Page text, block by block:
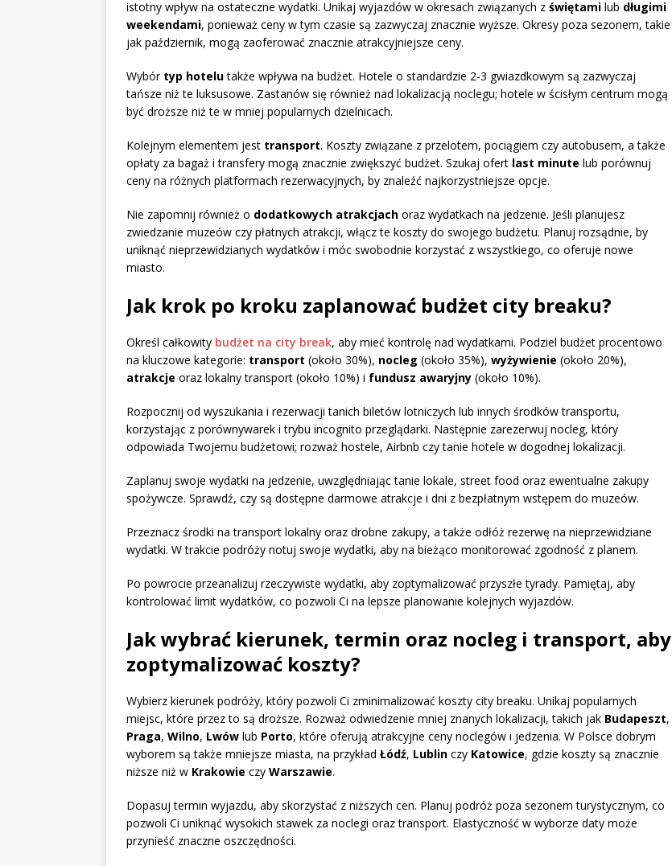
istotny wpływ na ostateczne wydatki. Unikaj wyjazdów w okresach związanych z świętami lub długimi
weekendami, ponieważ ceny w tym czasie są zazwyczaj znacznie wyższe. Okresy poza sezonem, takie
jak październik, mogą zaoferować znacznie atrakcyjniejsze ceny.
Wybór typ hotelutakże wpływa na budżet. Hotele o standardzie 2-3 gwiazdkowym są zazwyczaj
tańsze niż te luksusowe. Zastanów się również nad lokalizacją noclegu; hotele w ścisłym centrum mogą
być droższe niż te w mniej popularnych dzielnicach.
Kolejnym elementem jest transport. Koszty związane z przelotem, pociągiem czy autobusem, a także
opłaty za bagaż i transfery mogą znacznie zwiększyć budżet. Szukaj ofert last minute lub porównuj
ceny na różnych platformach rezerwacyjnych, by znaleźć najkorzystniejsze opcje.
Nie zapomnij również o dodatkowych atrakcjach oraz wydatkach na jedzenie. Jeśli planujesz
zwiedzanie muzeów czy płatnych atrakcji, włącz te koszty do swojego budżetu. Planuj rozsądnie, by
uniknąć nieprzewidzianych wydatków i móc swobodnie korzystać z wszystkiego, co oferuje nowe
miasto.
Jak krok po kroku zaplanować budżet city breaku?
Określ całkowity budżet na city break, aby mieć kontrolę nad wydatkami. Podziel budżet procentowo
na kluczowe kategorie: transport (około 30%), nocleg (około 35%), wyżywienie (około 20%),
atrakcje oraz lokalny transport (około 10%) i fundusz awaryjny (około 10%).
Rozpocznij od wyszukania i rezerwacji tanich biletów lotniczych lub innych środków transportu,
korzystając z porównywarek i trybu incognito przeglądarki. Następnie zarezerwuj nocleg, który
odpowiada Twojemu budżetowi; rozważ hostele, Airbnb czy tanie hotele w dogodnej lokalizacji.
Zaplanuj swoje wydatki na jedzenie, uwzględniając tanie lokale, street food oraz ewentualne zakupy
spożywcze. Sprawdź, czy są dostępne darmowe atrakcje i dni z bezpłatnym wstępem do muzeów.
Przeznacz środki na transport lokalny oraz drobne zakupy, a także odłóż rezerwę na nieprzewidziane
wydatki. W trakcie podróży notuj swoje wydatki, aby na bieżąco monitorować zgodność z planem.
Po powrocie przeanalizuj rzeczywiste wydatki, aby zoptymalizować przyszłe tyrady. Pamiętaj, aby
kontrolować limit wydatków, co pozwoli Ci na lepsze planowanie kolejnych wyjazdów.
Jak wybrać kierunek, termin oraz nocleg i transport, aby
zoptymalizować koszty?
Wybierz kierunek podróży, który pozwoli Ci zminimalizować koszty city breaku. Unikaj popularnych
miejsc, które przez to są droższe. Rozważ odwiedzenie mniej znanych lokalizacji, takich jak Budapeszt,
Praga, Wilno, Lwów lub Porto, które oferują atrakcyjne ceny noclegów i jedzenia. W Polsce dobrym
wyborem są także mniejsze miasta, na przykład Łódź, Lublin czy Katowice, gdzie koszty są znacznie
niższe niż w Krakowie czy Warszawie.
Dopasuj termin wyjazdu, aby skorzystać z niższych cen. Planuj podróż poza sezonem turystycznym, co
pozwoli Ci uniknąć wysokich stawek za noclegi oraz transport. Elastyczność w wyborze daty może
przynieść znaczne oszczędności.